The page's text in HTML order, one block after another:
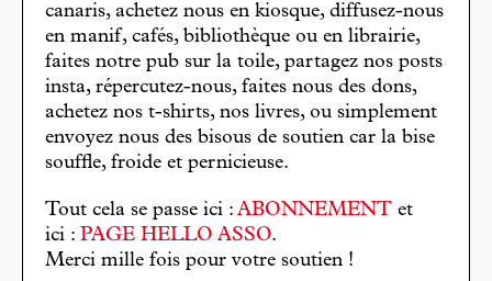
canaris, achetez nous en kiosque, diffusez-nous
en manif, cafés, bibliothèque ou en librairie,
faites notre pub sur la toile, partagez nos posts
insta, répercutez-nous, faites nous des dons,
achetez nos t-shirts, nos livres, ou simplement
envoyez nous des bisous de soutien car la bise
souffle, froide et pernicieuse.
Tout cela se passe ici : ABONNEMENT et
ici : PAGE HELLO ASSO.
Merci mille fois pour votre soutien !